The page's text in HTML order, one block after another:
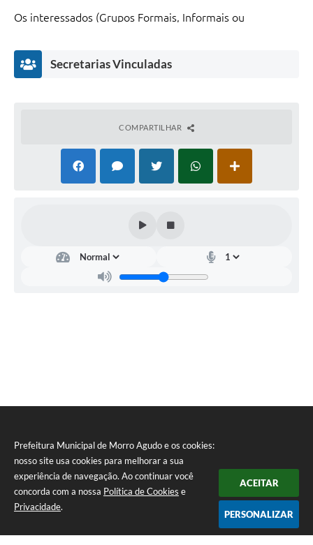
Prefeitura Municipal de Morro Agudo e os cookies:
nosso site usa cookies para melhorar a sua
experiência de navegação. Ao continuar você
concorda com a nossa Política de Cookies e
Privacidade.
ACEITAR
PERSONALIZAR
Os interessados (Grupos Formais, Informais ou
Projeto de Venda, no Setor de Protocolo único da
Municipalidade, sito a Praça Martinico Prado, nº 1.626, na
cidade de Morro Agudo/SP, até as 09h00m do dia
09h10m do dia 20/09/2021.
Secretarias Vinculadas
Municipal
COMPARTILHAR